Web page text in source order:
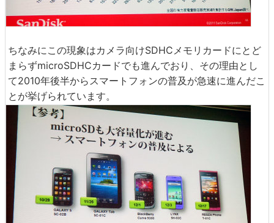
ちなみにこの現象はカメラ向けSDHCメモリカードにとど
まらずmicroSDHCカードでも進んでおり、その理由とし
て2010年後半からスマートフォンの普及が急速に進んだこ
とが挙げられています。